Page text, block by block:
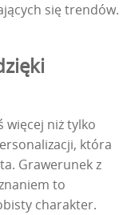
się trendów.
więcej niż tylko
która
Grawerunek z
to
charakter.